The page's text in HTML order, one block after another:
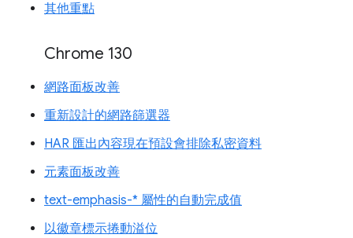
其他重點
Chrome 130
網路面板改善
重新設計的網路篩選器
HAR 匯出內容現在預設會排除私密資料
元素面板改善
text-emphasis-* 屬性的自動完成值
以徽章標示捲動溢位